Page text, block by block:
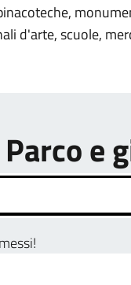
d'arte, scuole,
e